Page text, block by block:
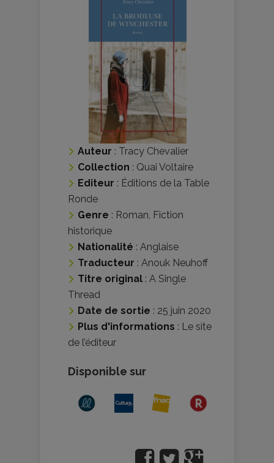
Auteur : Tracy Chevalier
Collection : Quai Voltaire
Editeur : Éditions de la Table
Ronde
Genre : Roman Fiction
historique
Nationalité : Anglaise
Traducteur : Anouk Neuhoff
Titre original : A Single
Thread
Date de sortie : 25 juin 2020
Plus d'informations : Le site
de l’éditeur
Disponible sur